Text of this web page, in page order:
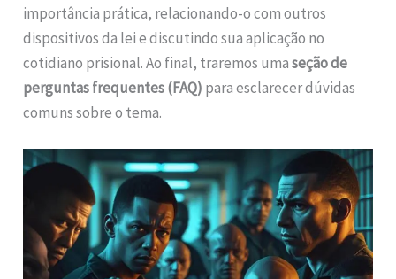
importância prática, relacionando-o com outros
dispositivos da lei e discutindo sua aplicação no
cotidiano prisional. Ao final, traremos umaseção de
perguntas frequentes (FAQ) para esclarecer dúvidas
comuns sobre o tema.